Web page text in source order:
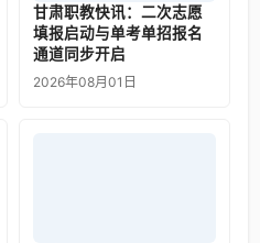
甘肃职教快讯：二次志愿
填报启动与单考单招报名
通道同步开启
2026年08月01日